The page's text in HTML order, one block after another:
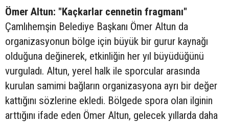
Ömer Altun: "Kaçkarlar cennetin fragmanı"
Çamlıhemşin Belediye Başkanı Ömer Altun da
organizasyonun bölge için büyük bir gurur kaynağı
olduğuna değinerek, etkinliğin her yıl büyüdüğünü
vurguladı. Altun, yerel halk ile sporcular arasında
kurulan samimi bağların organizasyona ayrı bir değer
kattığını sözlerine ekledi. Bölgede spora olan ilginin
arttığını ifade eden Ömer Altun, gelecek yıllarda daha